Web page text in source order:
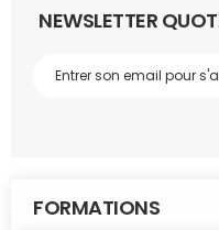
NEWSLETTER
FORMATIONS